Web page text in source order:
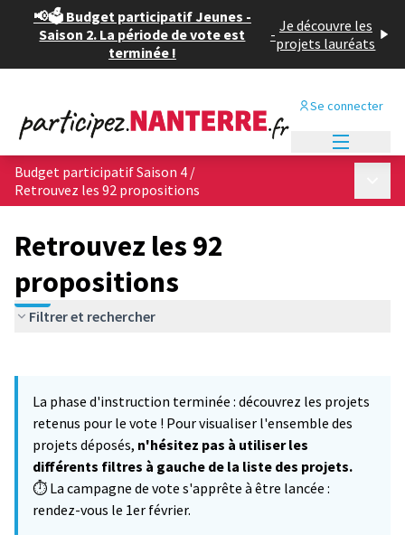
📢🗳️ Budget participatif Jeunes -
Saison 2. La période de vote est
terminée !
- Je découvre les
projets lauréats
Se connecter
Budget participatif Saison 4 /
Retrouvez les 92 propositions
Retrouvez les 92
propositions
Filtrer et rechercher
−
La phase d'instruction terminée : découvrez les projets
retenus pour le vote ! Pour visualiser l'ensemble des
projets déposés, n'hésitez pas à utiliser les
différents filtres à gauche de la liste des projets.
⏱️ La campagne de vote s'apprête à être lancée :
rendez-vous le 1er février.